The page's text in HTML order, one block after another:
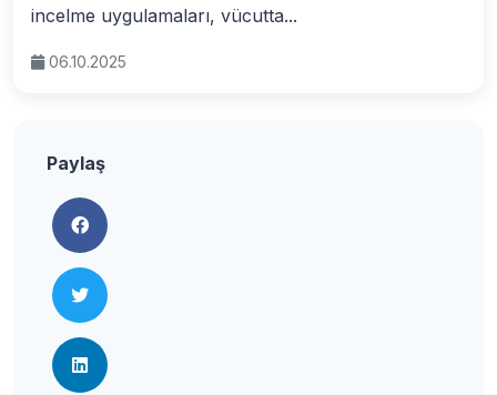
incelme uygulamaları, vücutta...
06.10.2025
Paylaş